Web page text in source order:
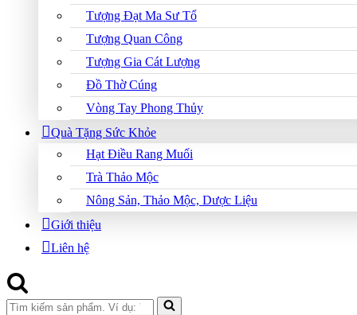
Tượng Đạt Ma Sư Tổ
Tượng Quan Công
Tượng Gia Cát Lượng
Đồ Thờ Cúng
Vòng Tay Phong Thủy
Quà Tặng Sức Khỏe
Hạt Điều Rang Muối
Trà Thảo Mộc
Nông Sản, Thảo Mộc, Dược Liệu
Giới thiệu
Liên hệ
Search